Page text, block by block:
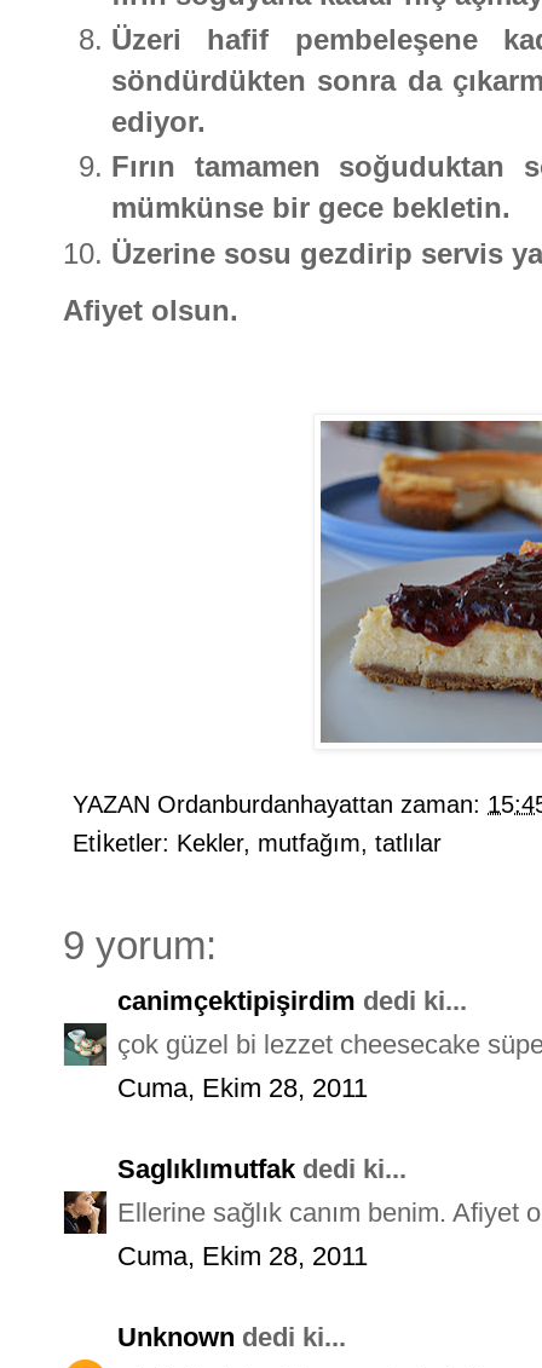
Üzeri hafif pembeleşene
söndürdükten sonra da
ediyor.
Fırın tamamen soğuduktan
mümkünse bir gece bekletin.
Üzerine sosu gezdirip servis
Afiyet olsun.
YAZAN Ordanburdanhayattan zaman:
Etİketler: Kekler, mutfağım, tatlılar
9 yorum:
canimçektipişirdim dedi ki...
çok güzel bi lezzet cheesecake
Cuma, Ekim 28, 2011
Saglıklımutfak dedi ki...
Ellerine sağlık canım benim. Afiyet
Cuma, Ekim 28, 2011
Unknown dedi ki...